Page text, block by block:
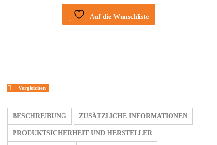
Auf die Wunschliste
Vergleichen
BESCHREIBUNG ZUSÄTZLICHE INFORMATIONEN
PRODUKTSICHERHEIT UND HERSTELLER